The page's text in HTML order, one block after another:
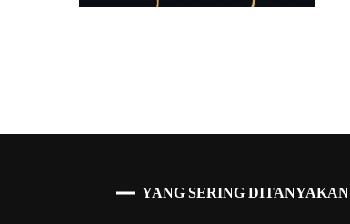
YANG SERING DITANYAKAN